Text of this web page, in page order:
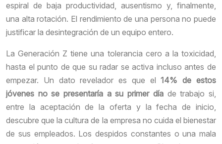
espiral de baja productividad, ausentismo y, finalmente,
una alta rotación. El rendimiento de una persona no puede
justificar la desintegración de un equipo entero.
La Generación Z tiene una tolerancia cero a la toxicidad,
hasta el punto de que su radar se activa incluso antes de
empezar. Un dato revelador es que el14% de estos
jóvenes no se presentaría a su primer díade trabajo si,
entre la aceptación de la oferta y la fecha de inicio,
descubre que la cultura de la empresa no cuida el bienestar
de sus empleados. Los despidos constantes o una mala